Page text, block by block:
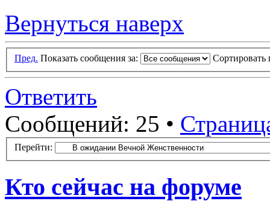
Вернуться наверх
Пред. Показать сообщения за: Сортировать
Ответить
Сообщений: 25 •
Перейти:
Кто сейчас на форуме